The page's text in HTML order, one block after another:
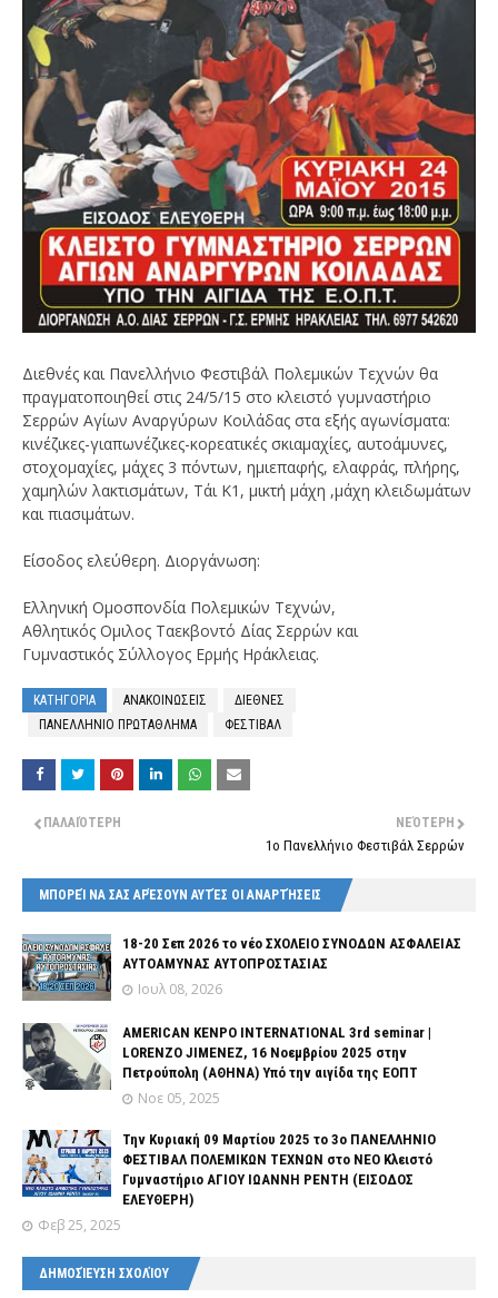
Διεθνές και Πανελλήνιο Φεστιβάλ Πολεμικών Τεχνών θα
πραγματοποιηθεί στις 24/5/15 στο κλειστό γυμναστήριο
Σερρών Αγίων Αναργύρων Κοιλάδας στα εξής αγωνίσματα:
κινέζικες-γιαπωνέζικες-κορεατικές σκιαμαχίες, αυτοάμυνες,
στοχομαχίες, μάχες 3 πόντων, ημιεπαφής, ελαφράς, πλήρης,
χαμηλών λακτισμάτων, Τάι Κ1, μικτή μάχη ,μάχη κλειδωμάτων
και πιασιμάτων.
Είσοδος ελεύθερη. Διοργάνωση:
Ελληνική Ομοσπονδία Πολεμικών Τεχνών,
Αθλητικός Ομιλος Ταεκβοντό Δίας Σερρών και
Γυμναστικός Σύλλογος Ερμής Ηράκλειας.
ΚΑΤΗΓΟΡΙΑ ΑΝΑΚΟΙΝΩΣΕΙΣ
ΔΙΕΘΝΕΣ
ΠΑΝΕΛΛΗΝΙΟ ΠΡΩΤΑΘΛΗΜΑ
ΦΕΣΤΙΒΑΛ
ΝΕΌΤΕΡΗ
1ο Πανελλήνιο Φεστιβάλ Σερρών
ΠΑΛΑΙΌΤΕΡΗ
ΜΠΟΡΕΊ ΝΑ ΣΑΣ ΑΡΈΣΟΥΝ ΑΥΤΈΣ ΟΙ ΑΝΑΡΤΉΣΕΙΣ
18-20 Σεπ 2026 το νέο ΣΧΟΛΕΙΟ ΣΥΝΟΔΩΝ ΑΣΦΑΛΕΙΑΣ
ΑΥΤΟΑΜΥΝΑΣ ΑΥΤΟΠΡΟΣΤΑΣΙΑΣ
Ιουλ 08, 2026
AMERICAN KENPO INTERNATIONAL 3rd seminar |
LORENZO JIMENEZ, 16 Νοεμβρίου 2025 στην
Πετρούπολη (ΑΘΗΝΑ) Υπό την αιγίδα της ΕΟΠΤ
Νοε 05, 2025
Την Κυριακή 09 Μαρτίου 2025 το 3ο ΠΑΝΕΛΛΗΝΙΟ
ΦΕΣΤΙΒΑΛ ΠΟΛΕΜΙΚΩΝ ΤΕΧΝΩΝ στο ΝΕΟ Κλειστό
Γυμναστήριο ΑΓΙΟΥ ΙΩΑΝΝΗ ΡΕΝΤΗ (ΕΙΣΟΔΟΣ
ΕΛΕΥΘΕΡΗ)
Φεβ 25, 2025
ΔΗΜΟΣΊΕΥΣΗ ΣΧΟΛΊΟΥ